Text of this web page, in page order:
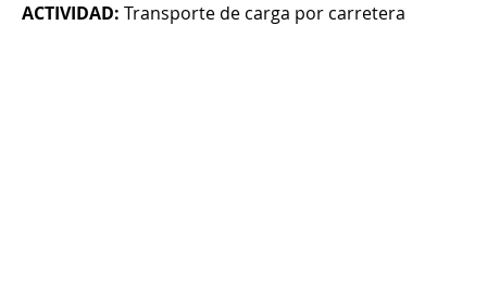
ACTIVIDAD: Transporte de carga por carretera